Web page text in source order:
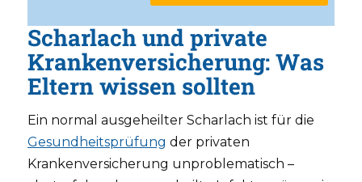
Scharlach und private
Krankenversicherung: Was
Eltern wissen sollten
Ein normal ausgeheilter Scharlach ist für die
Gesundheitsprüfung der privaten
Krankenversicherung unproblematisch –